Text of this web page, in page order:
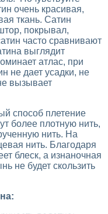
очень красивая,
ткань. Сатин
покрывал,
часто сравнивают
выглядит
атлас, при
не дает усадки, не
вызывает
способ плетение
более плотную нить,
нить. На
нить. Благодаря
блеск, а изнаночная
не будет скользить